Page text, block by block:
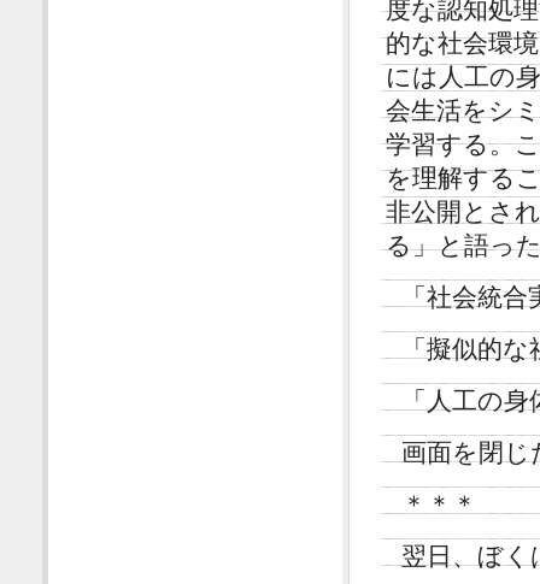
度な認知処
的な社会環
には人工の
会生活をシ
学習する。
を理解する
非公開とさ
る」と語っ
「社会統合
「擬似的
「人工の
画面を閉じ
＊＊＊
翌日、ぼく